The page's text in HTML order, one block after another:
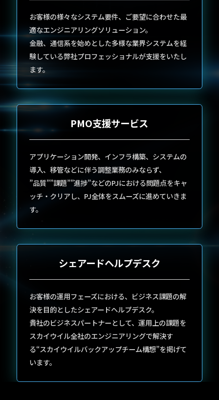
お客様の様々なシステム要件、ご要望に合わせた最
適なエンジニアリングソリューション。
金融、通信系を始めとした多様な業界システムを経
験している弊社プロフェッショナルが支援をいたし
ます。
PMO支援サービス
アプリケーション開発、インフラ構築、システムの
導入、移管などに伴う調整業務のみならず、
”品質””課題””進捗”などのPJにおける問題点をキャ
ッチ・クリアし、PJ全体をスムーズに進めていきま
す。
シェアードヘルプデスク
お客様の運用フェーズにおける、ビジネス課題の解
決を目的としたシェアードヘルプデスク。
貴社のビジネスパートナーとして、運用上の課題を
スカイウイル全社のエンジニアリングで解決す
る“スカイウイルバックアップチーム構想”を掲げて
います。